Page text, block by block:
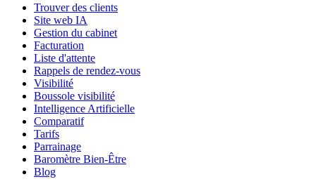
Trouver des clients
Site web IA
Gestion du cabinet
Facturation
Liste d'attente
Rappels de rendez-vous
Visibilité
Boussole visibilité
Intelligence Artificielle
Comparatif
Tarifs
Parrainage
Baromètre Bien-Être
Blog